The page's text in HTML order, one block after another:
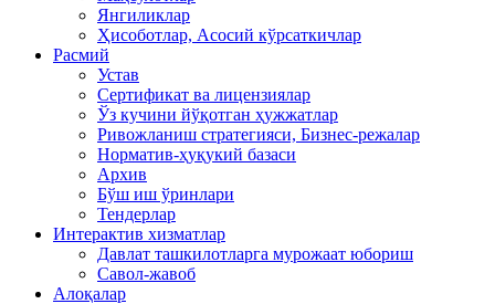
Янгиликлар
Ҳисоботлар, Асосий кўрсаткичлар
Расмий
Устав
Сертификат ва лицензиялар
Ўз кучини йўқотган ҳужжатлар
Ривожланиш стратегияси, Бизнес-режалар
Норматив-ҳуқукий базаси
Архив
Бўш иш ўринлари
Тендерлар
Интерактив хизматлар
Давлат ташкилотларга мурожаат юбориш
Савол-жавоб
Алоқалар